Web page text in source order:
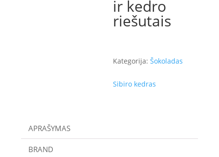
ir kedro
riešutais
Kategorija:Šokoladas
Sibiro kedras
APRAŠYMAS
BRAND